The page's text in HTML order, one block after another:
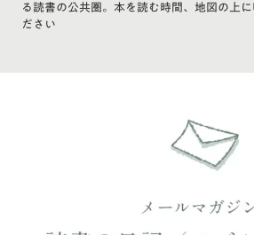
る読書の公共圏。本を読む時間、地図の上
ださい